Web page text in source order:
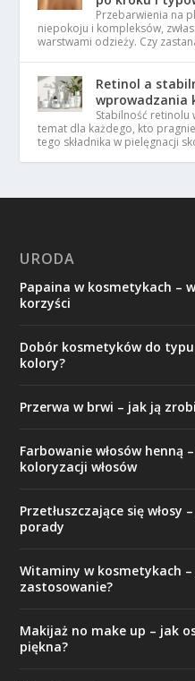
Przebarwienia na
niepokoju i kompleksów,
warstwami odzieży. Czy
Retinol a
wprowadzania
Stabilność retinolu
temat dla każdego, kto
tego składnika w pielęgnacji
URODA
Papaina w kosmetykach –
korzyści
Dobór kosmetyków do
kolory?
Przerwa w brwi – jak ją
Farbowanie włosów
koloryzacji włosów
Przetłuszczające się włosy
porady
Witaminy w kosmetykach
zastosowanie?
Makijaż no make up – jak
piękna?